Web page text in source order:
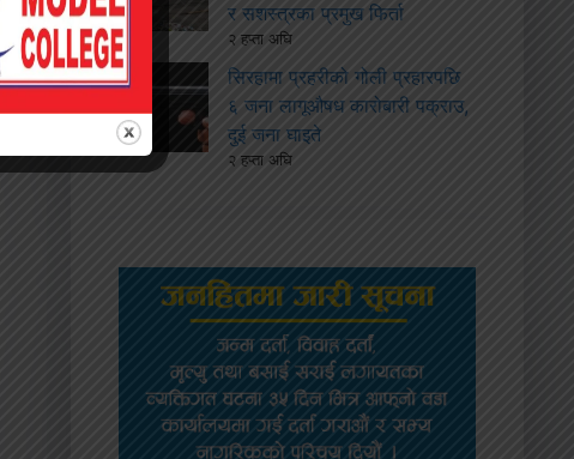
र सशस्त्रका प्रमुख फिर्ता
२ हप्ता अघि
सिरहामा प्रहरीको गोली प्रहारपछि
६ जना लागूऔषध कारोबारी पक्राउ,
दुई जना घाइते
२ हप्ता अघि